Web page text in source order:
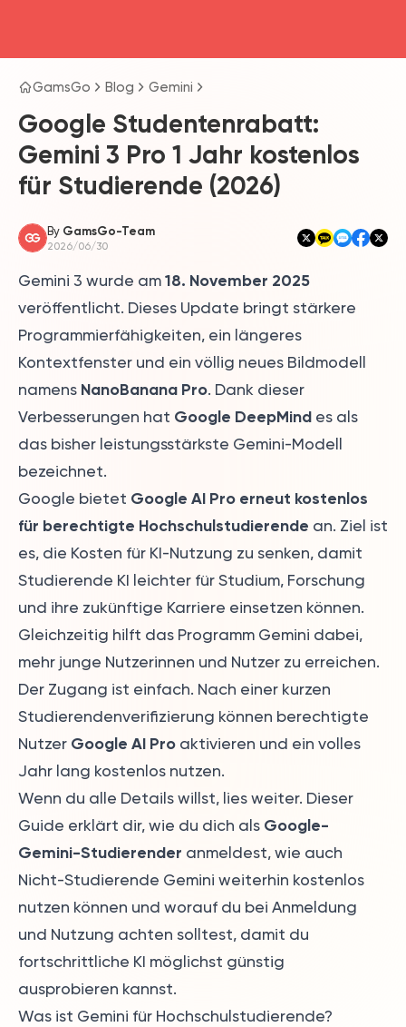
GamsGo Blog Gemini
Google Studentenrabatt:
Gemini 3 Pro 1 Jahr kostenlos
für Studierende (2026)
By GamsGo-Team
2026/06/30
Gemini 3 wurde am 18. November 2025
veröffentlicht. Dieses Update bringt stärkere
Programmierfähigkeiten, ein längeres
Kontextfenster und ein völlig neues Bildmodell
namens NanoBanana Pro. Dank dieser
Verbesserungen hat Google DeepMind es als
das bisher leistungsstärkste Gemini-Modell
bezeichnet.
Google bietet Google AI Pro erneut kostenlos
für berechtigte Hochschulstudierende an. Ziel ist
es, die Kosten für KI-Nutzung zu senken, damit
Studierende KI leichter für Studium, Forschung
und ihre zukünftige Karriere einsetzen können.
Gleichzeitig hilft das Programm Gemini dabei,
mehr junge Nutzerinnen und Nutzer zu erreichen.
Der Zugang ist einfach. Nach einer kurzen
Studierendenverifizierung können berechtigte
Nutzer Google AI Pro aktivieren und ein volles
Jahr lang kostenlos nutzen.
Wenn du alle Details willst, lies weiter. Dieser
Guide erklärt dir, wie du dich als Google-
Gemini-Studierender anmeldest, wie auch
Nicht-Studierende Gemini weiterhin kostenlos
nutzen können und worauf du bei Anmeldung
und Nutzung achten solltest, damit du
fortschrittliche KI möglichst günstig
ausprobieren kannst.
Was ist Gemini für Hochschulstudierende?